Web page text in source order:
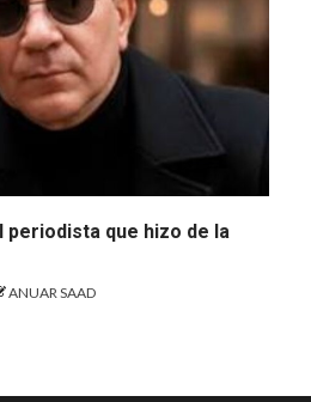
periodista que hizo de la
ANUAR SAAD